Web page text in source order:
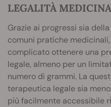
LEGALITÀ
Grazie ai progressi sia della
comuni pratiche
complicato ottenere una
legale, almeno per un
numero di grammi. La
terapeutica legale sia
più facilmente accessibile